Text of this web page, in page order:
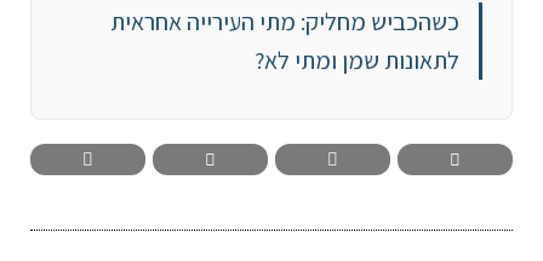
כשהכביש מחליק: מתי העירייה אחראית
לתאונות שמן ומתי לא?